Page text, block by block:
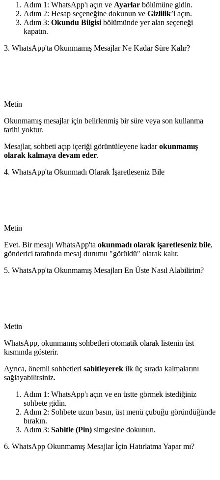
Adım 1: WhatsApp'ı açın ve Ayarlar bölümüne gidin.
Adım 2: Hesap seçeneğine dokunun ve Gizlilik’i açın.
Adım 3: Okundu Bilgisi bölümünde yer alan seçeneği
kapatın.
3. WhatsApp'ta Okunmamış Mesajlar Ne Kadar Süre Kalır?
Metin
Okunmamış mesajlar için belirlenmiş bir süre veya son kullanma
tarihi yoktur.
Mesajlar, sohbeti açıp içeriği görüntüleyene kadarokunmamış
olarak kalmaya devam eder.
4. WhatsApp'ta Okunmadı Olarak İşaretleseniz Bile
Metin
Evet. Bir mesajı WhatsApp'ta okunmadı olarak işaretleseniz bile,
gönderici tarafında mesaj durumu "görüldü" olarak kalır.
5. WhatsApp'ta Okunmamış Mesajları En Üste Nasıl Alabilirim?
Metin
WhatsApp, okunmamış sohbetleri otomatik olarak listenin üst
kısmında gösterir.
Ayrıca, önemli sohbetleri sabitleyerek ilk üç sırada kalmalarını
sağlayabilirsiniz.
Adım 1: WhatsApp'ı açın ve en üstte görmek istediğiniz
sohbete gidin.
Adım 2: Sohbete uzun basın, üst menü çubuğu göründüğünde
bırakın.
Adım 3: Sabitle (Pin) simgesine dokunun.
6. WhatsApp Okunmamış Mesajlar İçin Hatırlatma Yapar mı?